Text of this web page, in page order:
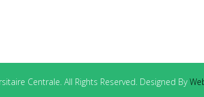
Centrale. All Rights Reserved. Designed By